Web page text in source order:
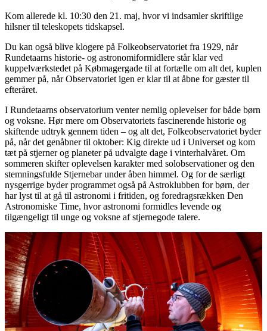
Kom allerede kl. 10:30 den 21. maj, hvor vi indsamler skriftlige
hilsner til teleskopets tidskapsel.
Du kan også blive klogere på Folkeobservatoriet fra 1929, når
Rundetaarns historie- og astronomiformidlere står klar ved
kuppelværkstedet på Købmagergade til at fortælle om alt det, kuplen
gemmer på, når Observatoriet igen er klar til at åbne for gæster til
efteråret.
I Rundetaarns observatorium venter nemlig oplevelser for både børn
og voksne. Hør mere om Observatoriets fascinerende historie og
skiftende udtryk gennem tiden – og alt det, Folkeobservatoriet byder
på, når det genåbner til oktober: Kig direkte ud i Universet og kom
tæt på stjerner og planeter på udvalgte dage i vinterhalvåret. Om
sommeren skifter oplevelsen karakter med solobservationer og den
stemningsfulde Stjernebar under åben himmel. Og for de særligt
nysgerrige byder programmet også på Astroklubben for børn, der
har lyst til at gå til astronomi i fritiden, og foredragsrækken Den
Astronomiske Time, hvor astronomi formidles levende og
tilgængeligt til unge og voksne af stjernegode talere.